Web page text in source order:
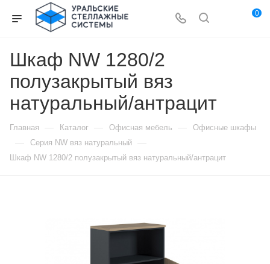
0
Шкаф NW 1280/2
полузакрытый вяз
натуральный/антрацит
Главная — Каталог — Офисная мебель — Офисные шкафы
— Серия NW вяз натуральный —
Шкаф NW 1280/2 полузакрытый вяз натуральный/антрацит